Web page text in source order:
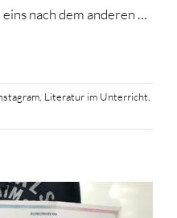
nach dem anderen …
, Literatur im Unterricht,